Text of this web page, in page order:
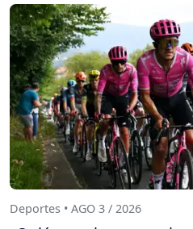
Deportes • AGO 3 / 2026